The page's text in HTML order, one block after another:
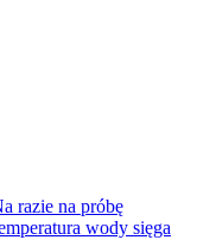
razie na próbę
wody sięga